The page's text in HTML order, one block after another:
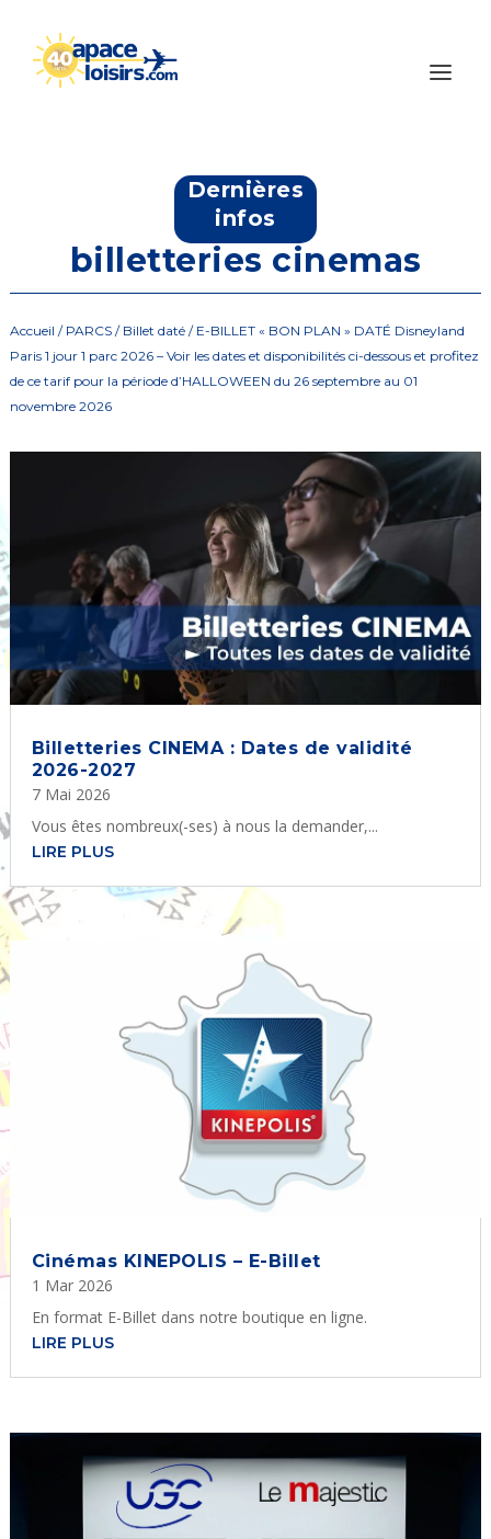
Dernières
infos
billetteries cinemas
Accueil / PARCS/ Billet daté/ E-BILLET « BON PLAN » DATÉ Disneyland
Paris 1 jour 1 parc 2026 – Voir les dates et disponibilités ci-dessous et profitez
de ce tarif pour la période d’HALLOWEEN du 26 septembre au 01
novembre 2026
Billetteries CINEMA : Dates de validité
2026-2027
7 Mai 2026
Vous êtes nombreux(-ses) à nous la demander,...
LIRE PLUS
Cinémas KINEPOLIS – E-Billet
1 Mar 2026
En format E-Billet dans notre boutique en ligne.
LIRE PLUS